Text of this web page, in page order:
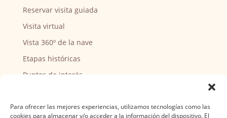
Para ofrecer las mejores experiencias, utilizamos tecnologías como las
cookies para almacenar y/o acceder a la información del dispositivo. El
Reservar visita guiada
Visita virtual
Vista 360º de la nave
Etapas históricas
Puntos de interés